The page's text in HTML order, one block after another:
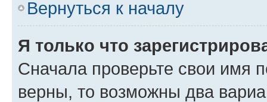
Вернуться к началу
Я только что
Сначала проверьте свои имя
верны, то возможны два